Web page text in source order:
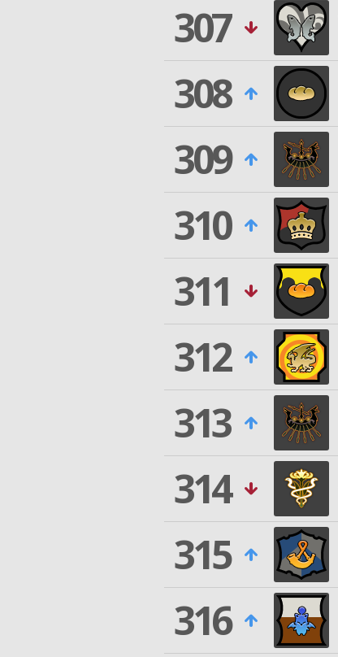
307
308
309
310
311
312
313
314
315
316